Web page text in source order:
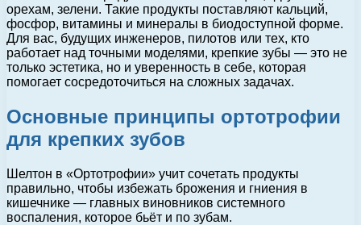
орехам, зелени. Такие продукты поставляют кальций,
фосфор, витамины и минералы в биодоступной форме.
Для вас, будущих инженеров, пилотов или тех, кто
работает над точными моделями, крепкие зубы — это не
только эстетика, но и уверенность в себе, которая
помогает сосредоточиться на сложных задачах.
Основные принципы ортотрофии
для крепких зубов
Шелтон в «Ортотрофии» учит сочетать продукты
правильно, чтобы избежать брожения и гниения в
кишечнике — главных виновников системного
воспаления, которое бьёт и по зубам.